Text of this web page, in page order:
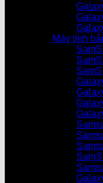
Máy tính